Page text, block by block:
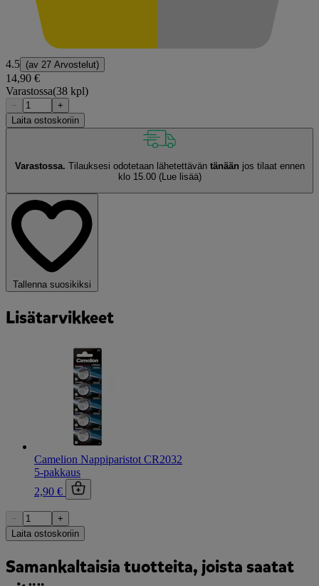
4.5 (av 27 Arvostelut)
14,90 €
Varastossa(38 kpl)
−
+
Laita ostoskoriin
Varastossa. Tilauksesi odotetaan lähetettävän tänään jos tilaat ennen
klo 15.00 (Lue lisää)
Tallenna suosikiksi
Lisätarvikkeet
Camelion Nappiparistot CR2032
5-pakkaus
2,90 €
−
+
Laita ostoskoriin
Samankaltaisia tuotteita, joista saatat